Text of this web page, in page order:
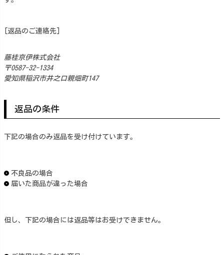
[返品のご連絡先]
藤桂京伊株式会社
0587-32-1334
愛知県稲沢市井之口親畑町147
返品の条件
下記の場合のみ返品を受け付けています。
不良品の場合
届いた商品が違った場合
但し、下記の場合には返品等はお受けできません。